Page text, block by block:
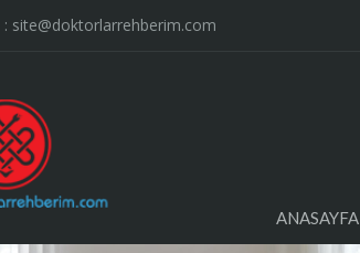
site@doktorlarrehberim.com
ANASAYFA